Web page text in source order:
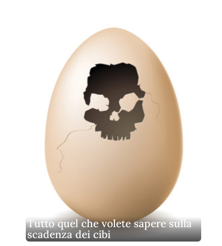
Tutto quel che volete sapere sulla
scadenza dei cibi